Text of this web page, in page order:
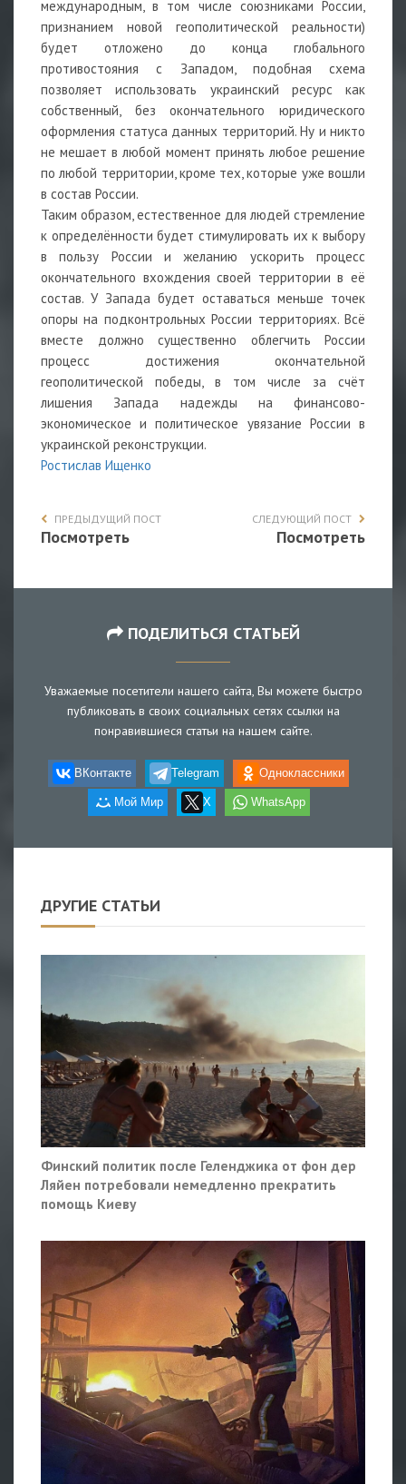
международным, в том числе союзниками России,
признанием новой геополитической реальности)
будет отложено до конца глобального
противостояния с Западом, подобная схема
позволяет использовать украинский ресурс как
собственный, без окончательного юридического
оформления статуса данных территорий. Ну и никто
не мешает в любой момент принять любое решение
по любой территории, кроме тех, которые уже вошли
в состав России.
Таким образом, естественное для людей стремление
к определённости будет стимулировать их к выбору
в пользу России и желанию ускорить процесс
окончательного вхождения своей территории в её
состав. У Запада будет оставаться меньше точек
опоры на подконтрольных России территориях. Всё
вместе должно существенно облегчить России
процесс достижения окончательной
геополитической победы, в том числе за счёт
лишения Запада надежды на финансово-
экономическое и политическое увязание России в
украинской реконструкции.
Ростислав Ищенко
ПРЕДЫДУЩИЙ ПОСТ
Посмотреть
СЛЕДУЮЩИЙ ПОСТ
Посмотреть
ПОДЕЛИТЬСЯ СТАТЬЕЙ
Уважаемые посетители нашего сайта, Вы можете быстро
публиковать в своих социальных сетях ссылки на
понравившиеся статьи на нашем сайте.
ВКонтакте Telegram Одноклассники
Мой Мир X WhatsApp
ДРУГИЕ СТАТЬИ
Финский политик после Геленджика от фон дер
Ляйен потребовали немедленно прекратить
помощь Киеву